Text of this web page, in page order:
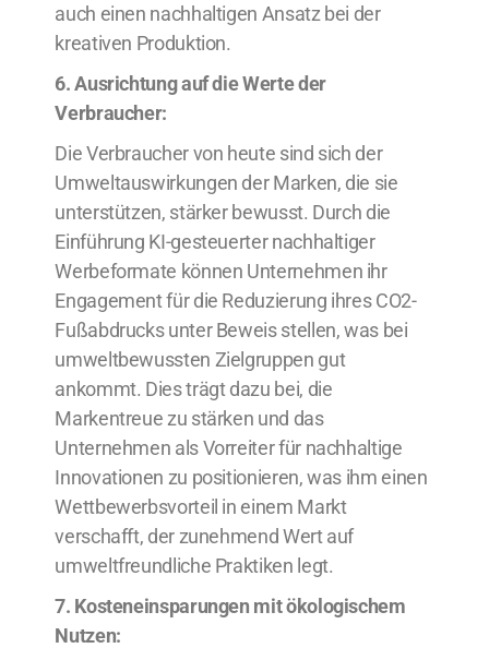
auch einen nachhaltigen Ansatz bei der
kreativen Produktion.
6. Ausrichtung auf die Werte der
Verbraucher:
Die Verbraucher von heute sind sich der
Umweltauswirkungen der Marken, die sie
unterstützen, stärker bewusst. Durch die
Einführung KI-gesteuerter nachhaltiger
Werbeformate können Unternehmen ihr
Engagement für die Reduzierung ihres CO2-
Fußabdrucks unter Beweis stellen, was bei
umweltbewussten Zielgruppen gut
ankommt. Dies trägt dazu bei, die
Markentreue zu stärken und das
Unternehmen als Vorreiter für nachhaltige
Innovationen zu positionieren, was ihm einen
Wettbewerbsvorteil in einem Markt
verschafft, der zunehmend Wert auf
umweltfreundliche Praktiken legt.
7. Kosteneinsparungen mit ökologischem
Nutzen: